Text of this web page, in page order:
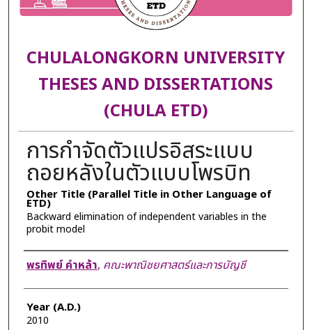
CHULALONGKORN UNIVERSITY
THESES AND DISSERTATIONS
(CHULA ETD)
การกำจัดตัวแปรอิสระแบบ
ถอยหลังในตัวแบบโพรบิท
Other Title (Parallel Title in Other Language of
ETD)
Backward elimination of independent variables in the
probit model
Author
พรทิพย์ คำหล้า, คณะพาณิชยศาสตร์และการบัญชี
Year (A.D.)
2010